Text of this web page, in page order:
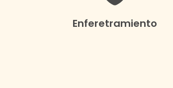
Enferetramiento